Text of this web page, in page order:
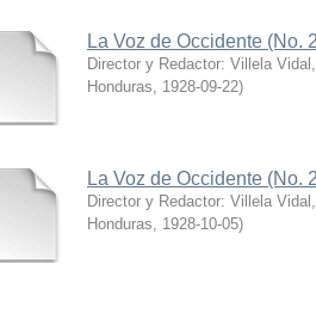
La Voz de Occidente (No.
Director y Redactor: Villela
Honduras, 1928-09-22)
La Voz de Occidente (No.
Director y Redactor: Villela
Honduras, 1928-10-05)